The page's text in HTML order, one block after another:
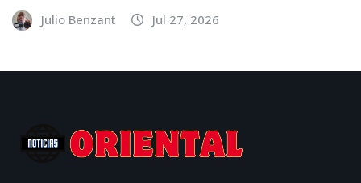
Julio Benzant Jul 27, 2026